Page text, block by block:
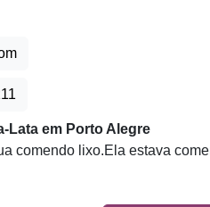
Lata em Porto Alegre
comendo lixo.Ela estava